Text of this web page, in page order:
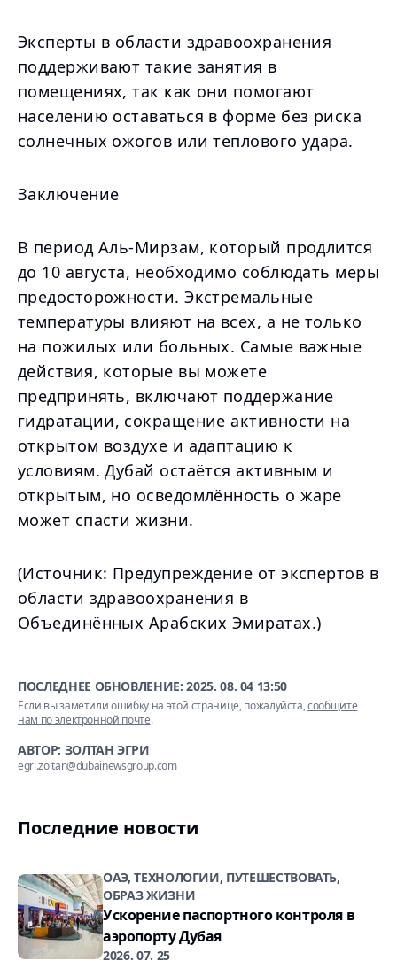
Эксперты в области здравоохранения
поддерживают такие занятия в
помещениях, так как они помогают
населению оставаться в форме без риска
солнечных ожогов или теплового удара.
Заключение
В период Аль-Мирзам, который продлится
до 10 августа, необходимо соблюдать меры
предосторожности. Экстремальные
температуры влияют на всех, а не только
на пожилых или больных. Самые важные
действия, которые вы можете
предпринять, включают поддержание
гидратации, сокращение активности на
открытом воздухе и адаптацию к
условиям. Дубай остаётся активным и
открытым, но осведомлённость о жаре
может спасти жизни.
(Источник: Предупреждение от экспертов в
области здравоохранения в
Объединённых Арабских Эмиратах.)
ПОСЛЕДНЕЕ ОБНОВЛЕНИЕ:2025. 08. 04 13:50
Если вы заметили ошибку на этой странице, пожалуйста,сообщите
нам по электронной почте.
АВТОР: ЗОЛТАН ЭГРИ
egri.zoltan@dubainewsgroup.com
Последние новости
ОАЭ, ТЕХНОЛОГИИ, ПУТЕШЕСТВОВАТЬ,
ОБРАЗ ЖИЗНИ
Ускорение паспортного контроля в
аэропорту Дубая
2026. 07. 25